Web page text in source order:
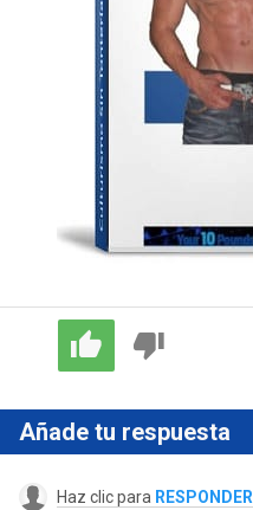
Añade tu respuesta
Haz clic para RESPONDER